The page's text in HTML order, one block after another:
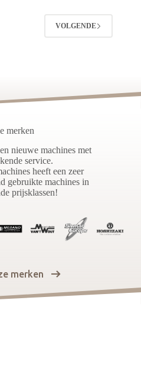
VOLGENDE
merken
nieuwe machines met
service.
heeft een zeer
gebruikte machines in
prijsklassen!
merken